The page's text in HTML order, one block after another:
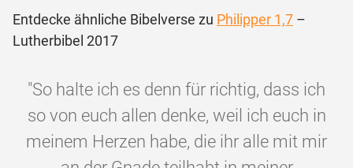
Entdecke ähnliche Bibelverse zu Philipper 1,7 –
Lutherbibel 2017
"So halte ich es denn für richtig, dass ich
so von euch allen denke, weil ich euch in
meinem Herzen habe, die ihr alle mit mir